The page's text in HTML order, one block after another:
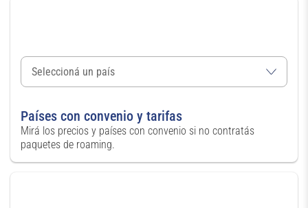
Países con convenio y tarifas
Mirá los precios y países con convenio si no contratás
paquetes de roaming.